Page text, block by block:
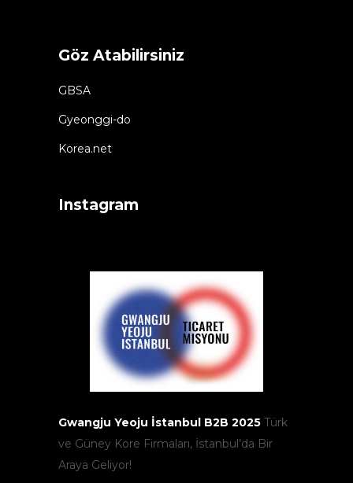
Göz Atabilirsiniz
GBSA
Gyeonggi-do
Korea.net
Instagram
Gwangju Yeoju İstanbul B2B 2025 Türk
ve Güney Kore Firmaları, İstanbul’da Bir
Araya Geliyor!